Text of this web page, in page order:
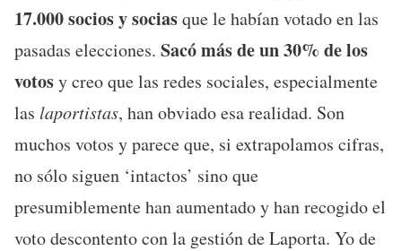
17.000 socios y sociasque le habían votado en las
pasadas elecciones. Sacó más de un 30% de los
votosy creo que las redes sociales, especialmente
las laportistas, han obviado esa realidad. Son
muchos votos y parece que, si extrapolamos cifras,
no sólo siguen ‘intactos’ sino que
presumiblemente han aumentado y han recogido el
voto descontento con la gestión de Laporta. Yo de